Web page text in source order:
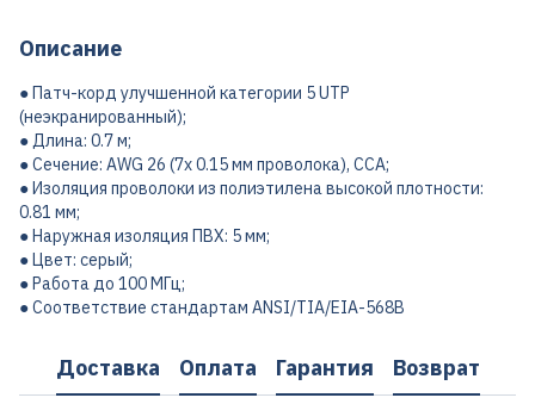
Описание
● Патч-корд улучшенной категории 5 UTP
(неэкранированный);
● Длина: 0.7 м;
● Сечение: AWG 26 (7х 0.15 мм проволока), CCA;
● Изоляция проволоки из полиэтилена высокой плотности:
0.81 мм;
● Наружная изоляция ПВХ: 5 мм;
● Цвет: серый;
● Работа до 100 МГц;
● Соответствие стандартам ANSI/TIA/EIA-568B
Доставка Оплата Гарантия Возврат